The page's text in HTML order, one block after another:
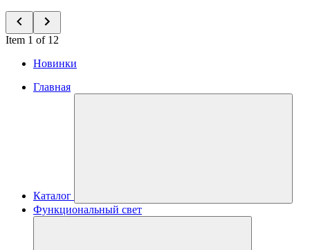
Item 1 of 12
Новинки
Главная
Каталог
Функциональный свет